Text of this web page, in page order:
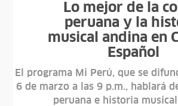
Lo mejor de la
peruana y la
musical andina en
Español
El programa Mi Perú, que se
6 de marzo a las 9 p.m., hablará
peruana e historia